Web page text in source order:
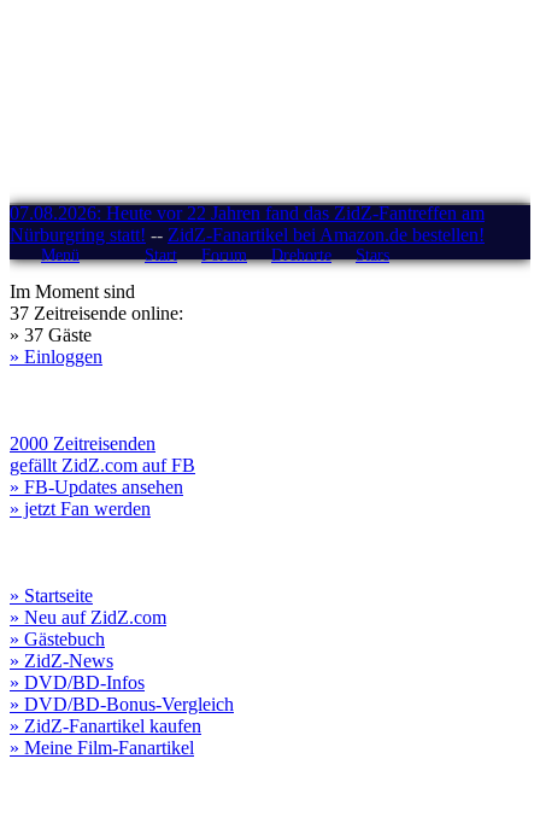
07.08.2026: Heute vor 22 Jahren fand das ZidZ-Fantreffen am
Nürburgring statt! -- ZidZ-Fanartikel bei Amazon.de bestellen!
Menü Start Forum Drehorte Stars
Im Moment sind
37 Zeitreisende online:
» 37 Gäste
» Einloggen
2000 Zeitreisenden
gefällt ZidZ.com auf FB
» FB-Updates ansehen
» jetzt Fan werden
» Startseite
» Neu auf ZidZ.com
» Gästebuch
» ZidZ-News
» DVD/BD-Infos
» DVD/BD-Bonus-Vergleich
» ZidZ-Fanartikel kaufen
» Meine Film-Fanartikel